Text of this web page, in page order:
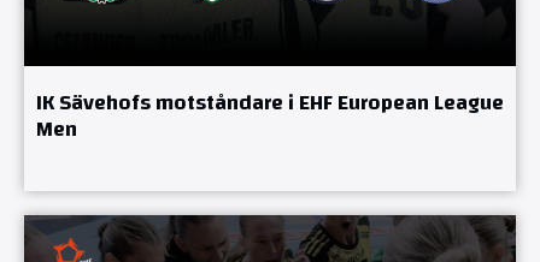
IK Sävehofs motståndare i EHF European League
Men